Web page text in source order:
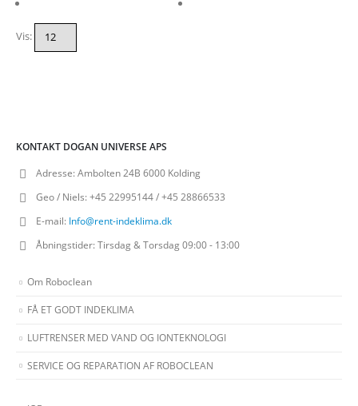
Vis:
KONTAKT DOGAN UNIVERSE APS
Adresse:Ambolten 24B 6000 Kolding
Geo / Niels:+45 22995144 / +45 28866533
E-mail: Info@rent-indeklima.dk
Åbningstider:Tirsdag & Torsdag 09:00 - 13:00
Om Roboclean
FÅ ET GODT INDEKLIMA
LUFTRENSER MED VAND OG IONTEKNOLOGI
SERVICE OG REPARATION AF ROBOCLEAN